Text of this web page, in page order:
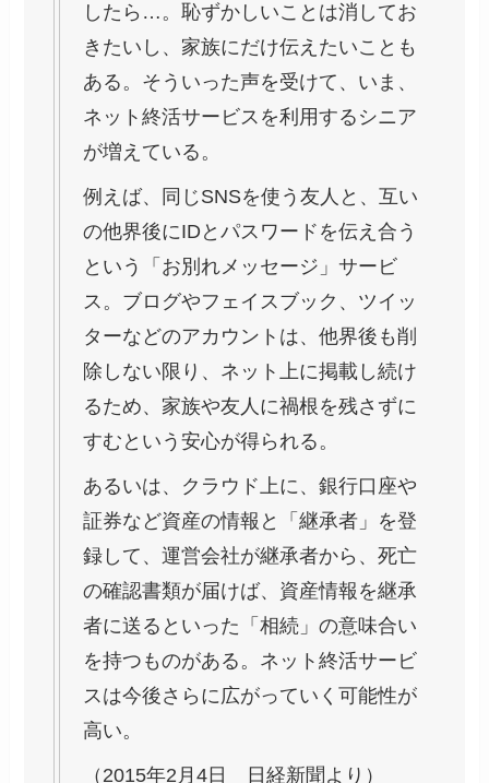
したら…。恥ずかしいことは消してお
きたいし、家族にだけ伝えたいことも
ある。そういった声を受けて、いま、
ネット終活サービスを利用するシニア
が増えている。
例えば、同じSNSを使う友人と、互い
の他界後にIDとパスワードを伝え合う
という「お別れメッセージ」サービ
ス。ブログやフェイスブック、ツイッ
ターなどのアカウントは、他界後も削
除しない限り、ネット上に掲載し続け
るため、家族や友人に禍根を残さずに
すむという安心が得られる。
あるいは、クラウド上に、銀行口座や
証券など資産の情報と「継承者」を登
録して、運営会社が継承者から、死亡
の確認書類が届けば、資産情報を継承
者に送るといった「相続」の意味合い
を持つものがある。ネット終活サービ
スは今後さらに広がっていく可能性が
高い。
（2015年2月4日 日経新聞より）